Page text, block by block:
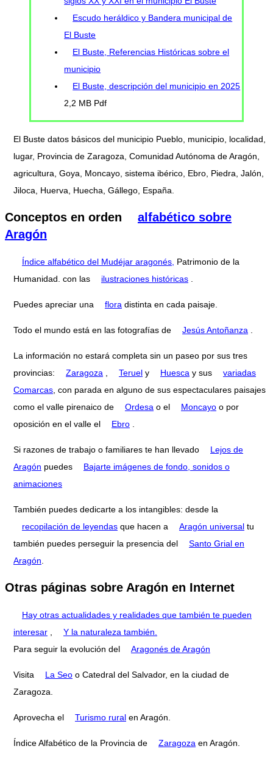
Escudo heráldico y Bandera municipal de
El Buste
El Buste, Referencias Históricas sobre el
municipio
El Buste, descripción del municipio en 2025
2,2 MB Pdf
El Buste datos básicos del municipio Pueblo, municipio, localidad,
lugar, Provincia de Zaragoza, Comunidad Autónoma de Aragón,
agricultura, Goya, Moncayo, sistema ibérico, Ebro, Piedra, Jalón,
Jiloca, Huerva, Huecha, Gállego, España.
Conceptos en orden
alfabético sobre
Aragón
Índice alfabético del Mudéjar aragonés, Patrimonio de la
Humanidad. con las
ilustraciones históricas
Puedes apreciar una flora distinta en cada paisaje.
Todo el mundo está en las fotografías de Jesús Antoñanza
La información no estará completa sin un paseo por sus tres
provincias:
Zaragoza Teruel y Huesca y sus
variadas
Comarcas , con parada en alguno de sus espectaculares paisajes
como el valle pirenaico de
Ordesa o el Moncayo o por
oposición en el valle el
Ebro
Si razones de trabajo o familiares te han llevado
Lejos de
Aragón puedes
Bajarte imágenes de fondo, sonidos o
animaciones
También puedes dedicarte a los intangibles: desde la
recopilación de leyendas que hacen a Aragón universal tu
también puedes perseguir la presencia del
Santo Grial en
Aragón
Otras páginas sobre Aragón en Internet
Hay otras actualidades y realidades que también te pueden
interesar
Y la naturaleza también.
Para seguir la evolución del
Aragonés de Aragón
Visita La Seo o Catedral del Salvador, en la ciudad de
Zaragoza.
Aprovecha el Turismo rural en Aragón.
Índice Alfabético de la Provincia de Zaragoza en Aragón.